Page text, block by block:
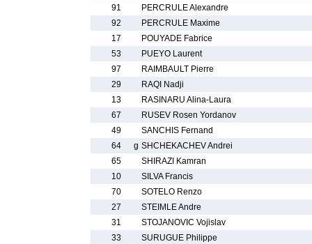
91
PERCRULE Alexandre
92
PERCRULE Maxime
17
POUYADE Fabrice
53
PUEYO Laurent
97
RAIMBAULT Pierre
29
RAQI Nadji
13
RASINARU Alina-Laura
67
RUSEV Rosen Yordanov
49
SANCHIS Fernand
64
g SHCHEKACHEV Andrei
65
SHIRAZI Kamran
10
SILVA Francis
70
SOTELO Renzo
27
STEIMLE Andre
31
STOJANOVIC Vojislav
33
SURUGUE Philippe